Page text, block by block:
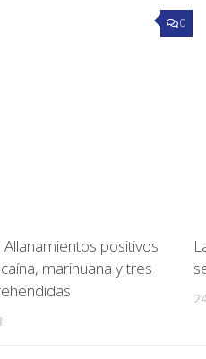
0
Allanamientos positivos
marihuana y tres